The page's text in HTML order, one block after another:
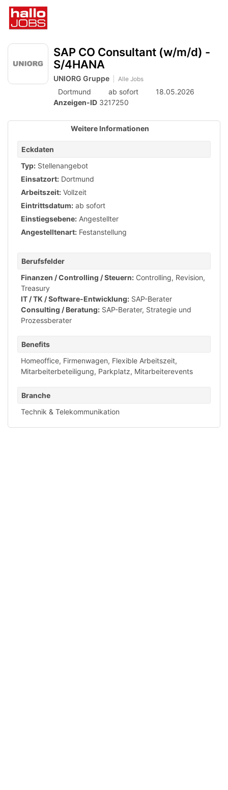
Accessibility
Modus
aktivieren
zum
von
SAP CO Consultant (w/m/d) -
S/4HANA
UNIORG Gruppe Alle Jobs
Dortmund ab sofort
18.05.2026
Anzeigen-ID 3217250
Weitere Informationen
Eckdaten
Typ: Stellenangebot
Einsatzort: Dortmund
Arbeitszeit: Vollzeit
Eintrittsdatum: ab sofort
Einstiegsebene: Angestellter
Angestelltenart: Festanstellung
Berufsfelder
Finanzen / Controlling / Steuern: Controlling, Revision,
Treasury
IT / TK / Software-Entwicklung: SAP-Berater
Consulting / Beratung: SAP-Berater, Strategie und
Prozessberater
Benefits
Homeoffice, Firmenwagen, Flexible Arbeitszeit,
Mitarbeiterbeteiligung, Parkplatz, Mitarbeiterevents
Branche
Technik & Telekommunikation